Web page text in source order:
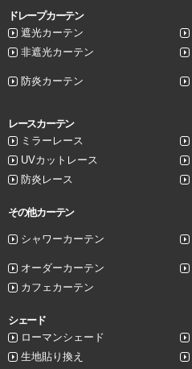
ドレープカーテン
遮光カーテン
非遮光カーテン
防炎カーテン
レースカーテン
ミラーレース
UVカットレース
防炎レース
その他カーテン
シャワーカーテン
オーダーカーテン
カフェカーテン
シェード
ローマンシェード
生地貼り換え